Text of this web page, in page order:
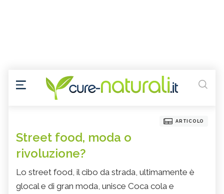
ARTICOLO
Street food, moda o
rivoluzione?
Lo street food, il cibo da strada, ultimamente è
glocal e di gran moda, unisce Coca cola e